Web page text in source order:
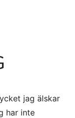
jag älskar
har inte